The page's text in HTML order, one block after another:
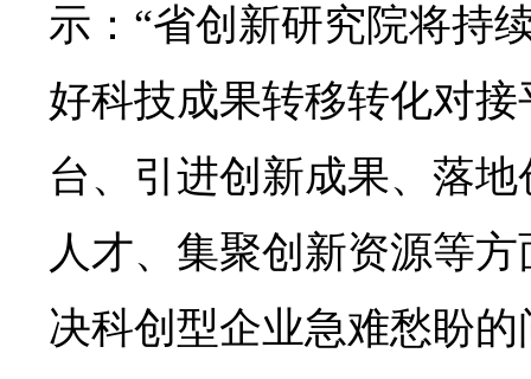
示：“省创新研究院将持
好科技成果转移转化对
台、引进创新成果、落
人才、集聚创新资源等
决科创型企业急难愁盼